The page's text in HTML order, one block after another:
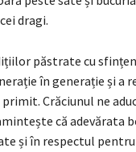
dragi.
păstrate cu
în generație și a
Crăciunul ne
că adevărata
și în respectul